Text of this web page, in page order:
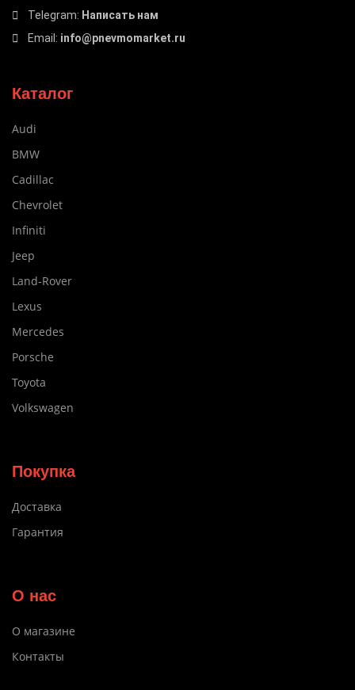
Telegram: Написать нам
Email: info@pnevmomarket.ru
Каталог
Audi
BMW
Cadillac
Chevrolet
Infiniti
Jeep
Land-Rover
Lexus
Mercedes
Porsche
Toyota
Volkswagen
Покупка
Доставка
Гарантия
О нас
О магазине
Контакты